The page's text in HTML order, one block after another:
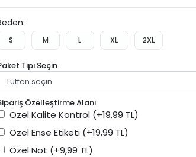
S M L XL 2XL
Tipi Seçin
Özelleştirme Alanı
Özel Kalite Kontrol (+19,99 TL)
Özel Ense Etiketi (+19,99 TL)
Özel Not (+9,99 TL)